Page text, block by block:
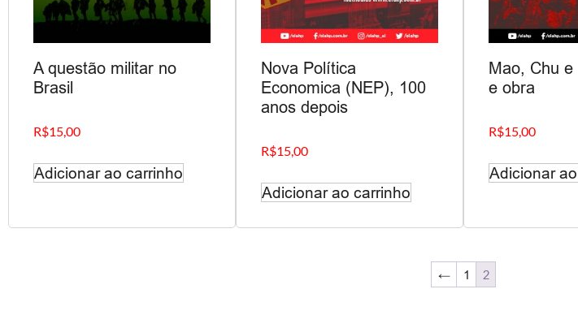
A questão militar no
Brasil
R$15,00
Adicionar ao carrinho
Nova Política
Economica (NEP), 100
anos depois
R$15,00
Adicionar ao carrinho
Mao, Chu e
e obra
R$15,00
Adicionar
← 1 2